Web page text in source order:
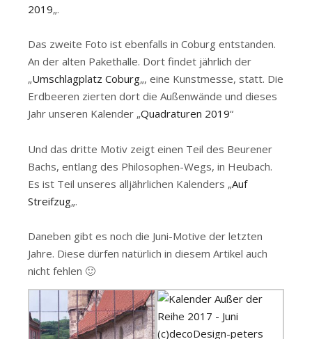
2019„.
Das zweite Foto ist ebenfalls in Coburg entstanden.
An der alten Pakethalle. Dort findet jährlich der
„Umschlagplatz Coburg„, eine Kunstmesse, statt. Die
Erdbeeren zierten dort die Außenwände und dieses
Jahr unseren Kalender „Quadraturen 2019“
Und das dritte Motiv zeigt einen Teil des Beurener
Bachs, entlang des Philosophen-Wegs, in Heubach.
Es ist Teil unseres alljährlichen Kalenders „Auf
Streifzug„.
Daneben gibt es noch die Juni-Motive der letzten
Jahre. Diese dürfen natürlich in diesem Artikel auch
nicht fehlen 🙂